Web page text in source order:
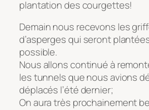
plantation des courgettes!
Demain nous recevons les
d’asperges qui seront
possible.
Nous allons continué à
les tunnels que nous avions
déplacés l’été dernier;
On aura très prochainement